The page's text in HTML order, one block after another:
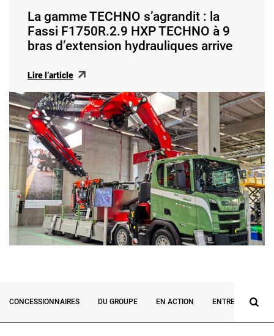
La gamme TECHNO s’agrandit : la
Fassi F1750R.2.9 HXP TECHNO à 9
bras d’extension hydrauliques arrive
Lire l’article
CONCESSIONNAIRES DU GROUPE EN ACTION ENTREVUES